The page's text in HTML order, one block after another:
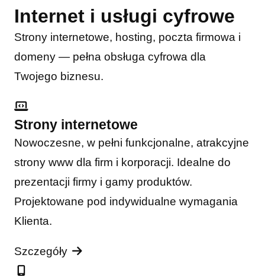
Internet i usługi cyfrowe
Strony internetowe, hosting, poczta firmowa i
domeny — pełna obsługa cyfrowa dla
Twojego biznesu.
Strony internetowe
Nowoczesne, w pełni funkcjonalne, atrakcyjne
strony www dla firm i korporacji. Idealne do
prezentacji firmy i gamy produktów.
Projektowane pod indywidualne wymagania
Klienta.
Szczegóły